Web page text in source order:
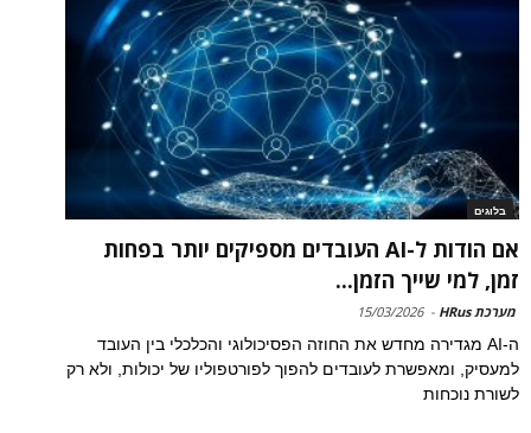
בלוגים
אם הודות ל-AI העובדים מספיקים יותר בפחות
זמן, למי שייך הזמן...
מערכת HRus -
15/03/2026
ה-AI מגדירה מחדש את החוזה הפסיכולוגי והכלכלי בין העובד
למעסיק, ומאפשרת לעובדים להפוך לפורטפוליו של יכולות, ולא רק
לשורת נוכחות